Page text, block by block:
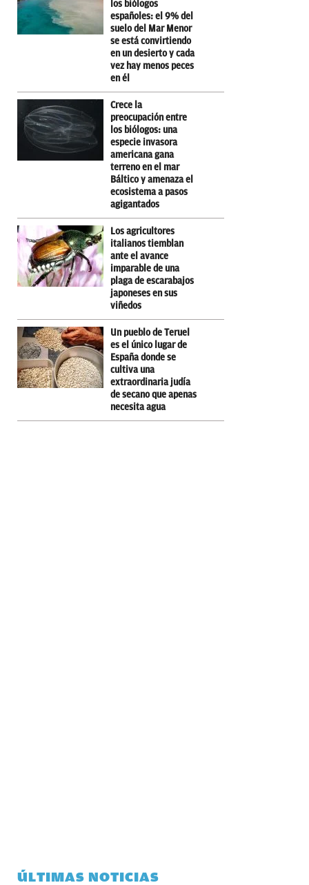
los biólogos
españoles: el 9% del
suelo del Mar Menor
se está convirtiendo
en un desierto y cada
vez hay menos peces
en él
Crece la
preocupación entre
los biólogos: una
especie invasora
americana gana
terreno en el mar
Báltico y amenaza el
ecosistema a pasos
agigantados
Los agricultores
italianos tiemblan
ante el avance
imparable de una
plaga de escarabajos
japoneses en sus
viñedos
Un pueblo de Teruel
es el único lugar de
España donde se
cultiva una
extraordinaria judía
de secano que apenas
necesita agua
ÚLTIMAS NOTICIAS